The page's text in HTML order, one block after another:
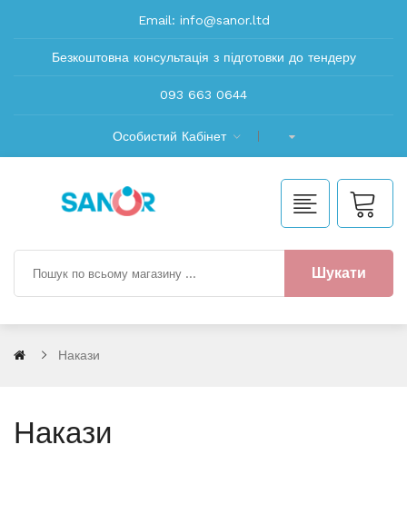
Email: info@sanor.ltd
Безкоштовна консультація з підготовки до тендеру
093 663 0644
Особистий Кабінет
Шукати
Накази
Накази